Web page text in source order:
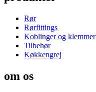
Rør
Rørfittings
Koblinger og klemmer
Tilbehør
Køkkengrej
om os